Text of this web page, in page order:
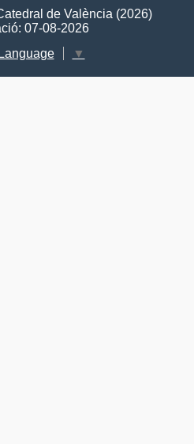
de València (2026)
07-08-2026
▼